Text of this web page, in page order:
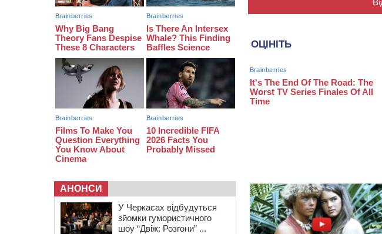
директора Мокрокалигірського
психоневрологічного інтернату
07:23
Уманські міграційники видворили з
країни грузина, який відсидів
термін у колонії
АНОНСИ
У Черкасах відбудуться
зйомки гумористичного
шоу “Двіж: Розгони” ...